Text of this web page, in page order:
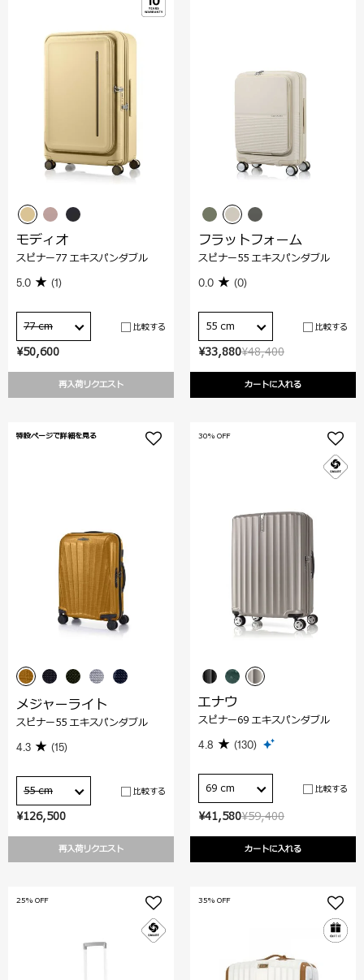
¥50,600
再入荷リクエスト
モディオ
スピナー77 エキスパンダブル
5.0 (1)
77 cm 比較する
¥48,400
¥33,880
カートに入れる
フラットフォーム
スピナー55 エキスパンダブル
0.0 (0)
55 cm 比較する
¥126,500
再入荷リクエスト
特設ページで詳細を見る
メジャーライト
スピナー55 エキスパンダブル
4.3 (15)
55 cm 比較する
¥59,400
¥41,580
カートに入れる
30% OFF
エナウ
スピナー69 エキスパンダブル
4.8 (130)
69 cm 比較する
25% OFF 35% OFF